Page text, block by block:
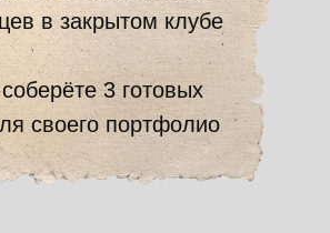
в закрытом клубе
3 готовых
своего портфолио